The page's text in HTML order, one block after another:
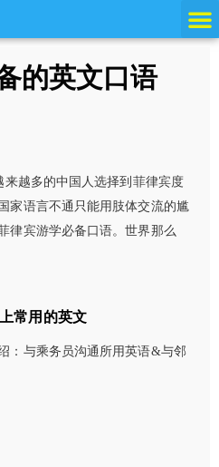
的英文口语
越多的中国人选择到菲律宾度
家语言不通只能用肢体交流的尴
律宾游学必备口语。世界那么
常用的英文
：与乘务员沟通所用英语&与邻